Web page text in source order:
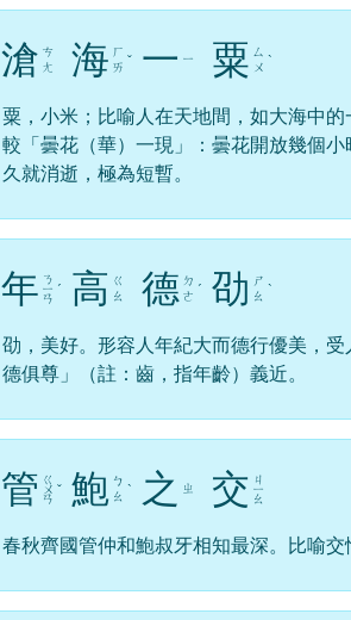
滄 ㄘ
ㄤ
海 ㄏ
ㄞ ˇ 一 ㄧ 粟 ㄙ
ㄨ ˋ
粟，小米；比喻人在天地間，如大海中
較「曇花（華）一現」：曇花開放幾個
久就消逝，極為短暫。
年 ㄋ
ㄧ
ㄢ
ˊ 高 ㄍ
ㄠ
德 ㄉ
ㄜ ˊ 劭 ㄕ
ㄠ ˋ
劭，美好。形容人年紀大而德行優美，
德俱尊」（註：齒，指年齡）義近。
管 ㄍ
ㄨ
ㄢ
ˇ 鮑 ㄅ
ㄠ ˋ 之 ㄓ 交 ㄐ
ㄧ
ㄠ
春秋齊國管仲和鮑叔牙相知最深。比喻交